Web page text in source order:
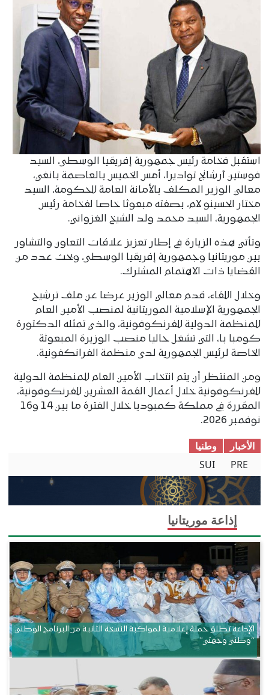
استقبل فخامة رئيس جمهورية إفريقيا الوسطى، السيد
فوستين آرشانج تواديرا، أمس الخميس بالعاصمة بانغي،
معالي الوزير المكلف بالأمانة العامة للحكومة، السيد
مختار الحسينو لام، بصفته مبعوثا خاصا لفخامة رئيس
الجمهورية، السيد محمد ولد الشيخ الغزواني.
وتأتي هذه الزيارة في إطار تعزيز علاقات التعاون والتشاور
بين موريتانيا وجمهورية إفريقيا الوسطى، وبحث عدد من
القضايا ذات الاهتمام المشترك.
وخلال اللقاء، قدم معالي الوزير عرضا عن ملف ترشيح
الجمهورية الإسلامية الموريتانية لمنصب الأمين العام
للمنظمة الدولية للفرنكوفونية، والذي تمثله الدكتورة
كومبا با، التي تشغل حاليا منصب الوزيرة المبعوثة
الخاصة لرئيس الجمهورية لدى منظمة الفرانكفونية.
ومن المنتظر أن يتم انتخاب الأمين العام للمنظمة الدولية
للفرنكوفونية خلال أعمال القمة العشرين للفرنكوفونية،
المقررة في مملكة كمبوديا خلال الفترة ما بين 14 و16
نوفمبر 2026.
الأخبار
وطنیا
PRE
SUI
إذاعة موريتانيا
الإذاعة تطلق حملة إعلامية لمواكبة النسخة الثانية من البرنامج الوطني
“وطني وجهتي”